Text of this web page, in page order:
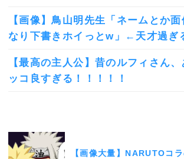
【画像】鳥山明先生「ネームとか
なり下書きホイっとw」←天才過ぎ
【最高の主人公】昔のルフィさん
ッコ良すぎる！！！！！
【画像大量】NARUTOコ